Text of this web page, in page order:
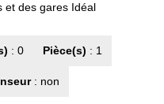
et des gares Idéal
: 0 Pièce(s) : 1
: non